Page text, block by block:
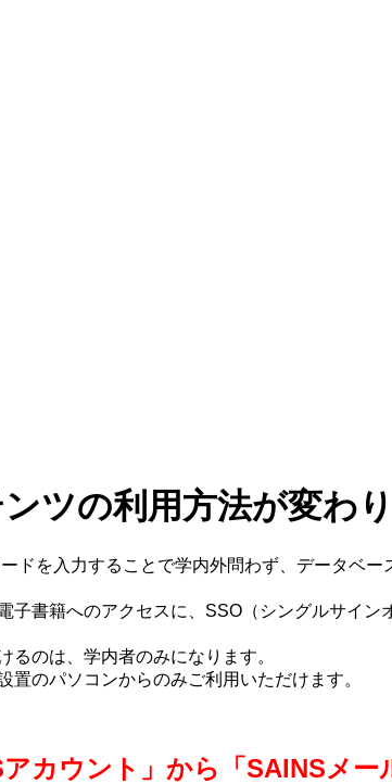
ツの利用方法が変わ
ドを入力することで学内外問わず、データベ
子書籍へのアクセスに、SSO（シングルサイ
のは、学内者のみになります。
のパソコンからのみご利用いただけます。
カウント」から「SAINSメー